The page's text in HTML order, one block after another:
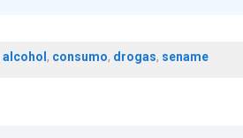
alcohol , consumo, drogas, sename